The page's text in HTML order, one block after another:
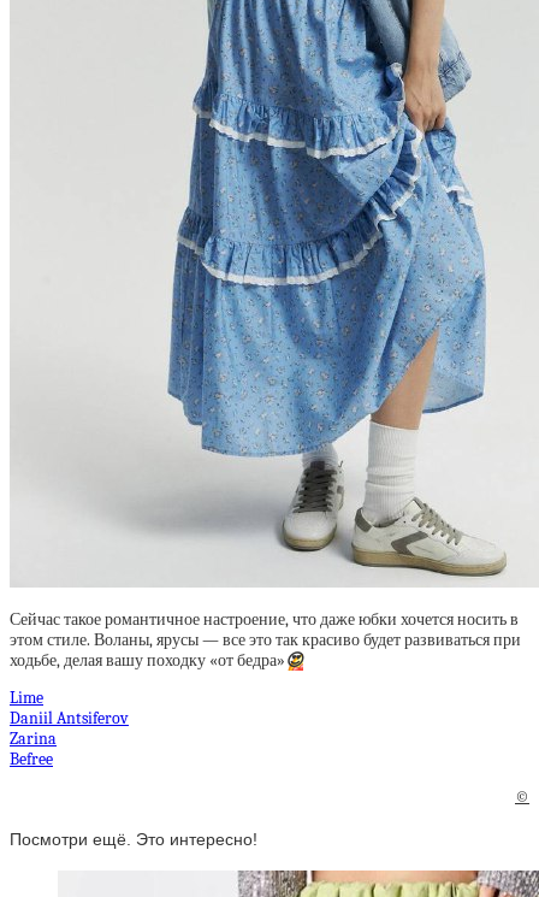
Сейчас такое романтичное настроение, что даже юбки хочется носить в
этом стиле. Воланы, ярусы — все это так красиво будет развиваться при
ходьбе, делая вашу походку «от бедра»😍
Lime
Daniil Antsiferov
Zarina
Befree
©
Посмотри ещё. Это интересно!